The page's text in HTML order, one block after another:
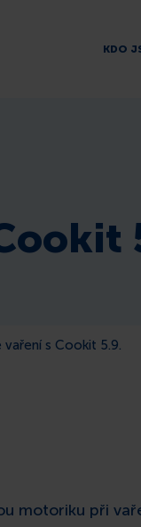
KDO
vaření s Cookit 5.9.
motoriku při